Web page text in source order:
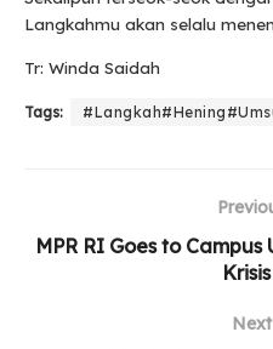
Langkahmu akan selalu
Tr: Winda Saidah
Tags:
MPR RI Goes to Campus